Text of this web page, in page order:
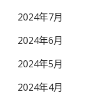
2024年7月
2024年6月
2024年5月
2024年4月